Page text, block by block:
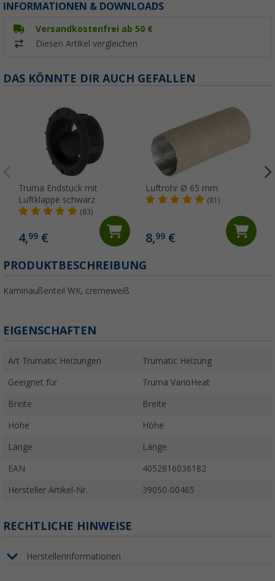
INFORMATIONEN & DOWNLOADS
Versandkostenfrei ab 50 €
Diesen Artikel vergleichen
DAS KÖNNTE DIR AUCH GEFALLEN
Truma Endstück mit
Luftklappe schwarz
(83)
4,99 €
Luftrohr Ø 65 mm
(81)
8,99€
PRODUKTBESCHREIBUNG
Kaminaußenteil WK, cremeweiß
EIGENSCHAFTEN
Art Trumatic Heizungen Trumatic Heizung
Geeignet für Truma VarioHeat
Breite Breite
Höhe Höhe
Länge Länge
EAN 4052816036182
Hersteller Artikel-Nr. 39050-00465
RECHTLICHE HINWEISE
Herstellerinformationen